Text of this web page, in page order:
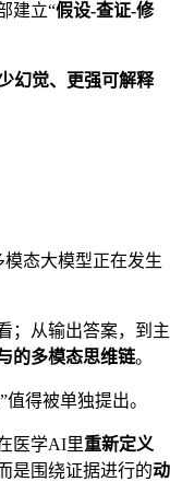
建立“假设-查证-修
幻觉、更强可解释
模态大模型正在发生
；从输出答案，到主
的多模态思维链。
值得被单独提出。
医学AI里重新定义
是围绕证据进行的动